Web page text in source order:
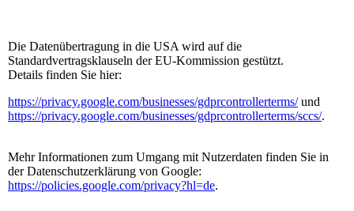
Die Datenübertragung in die USA wird auf die
Standardvertragsklauseln der EU-Kommission gestützt.
Details finden Sie hier:
https://privacy.google.com/businesses/gdprcontrollerterms/und
https://privacy.google.com/businesses/gdprcontrollerterms/sccs/.
Mehr Informationen zum Umgang mit Nutzerdaten finden Sie in
der Datenschutzerklärung von Google:
https://policies.google.com/privacy?hl=de.